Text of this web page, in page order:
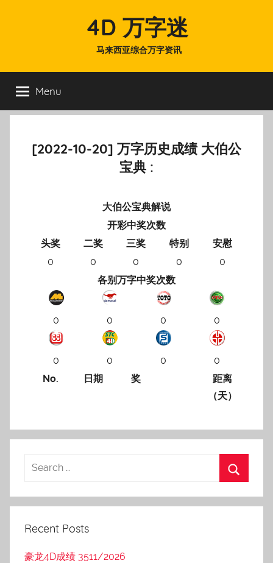
4D 万字迷
马来西亚综合万字资讯
Menu
[2022-10-20] 万字历史成绩 大伯公
宝典 :
大伯公宝典解说
开彩中奖次数
头奖
二奖 三奖 特别
安慰
0
0 0 0
0
各别万字中奖次数
0 0 0 0
0 0 0
0
No.
日期 奖
距离
（天）
Recent Posts
豪龙4D成绩 3511/2026